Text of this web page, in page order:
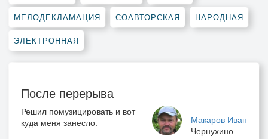
МЕЛОДЕКЛАМАЦИЯ СОАВТОРСКАЯ НАРОДНАЯ
ЭЛЕКТРОННАЯ
После перерыва
Макаров Иван
Чернухино
Решил помузицировать и вот
куда меня занесло.